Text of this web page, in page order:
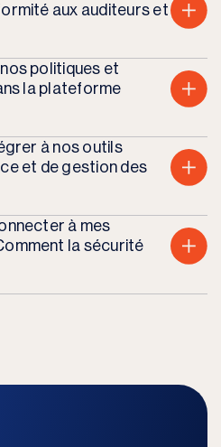
aux auditeurs et
politiques et
la plateforme
à nos outils
et de gestion des
à mes
la sécurité